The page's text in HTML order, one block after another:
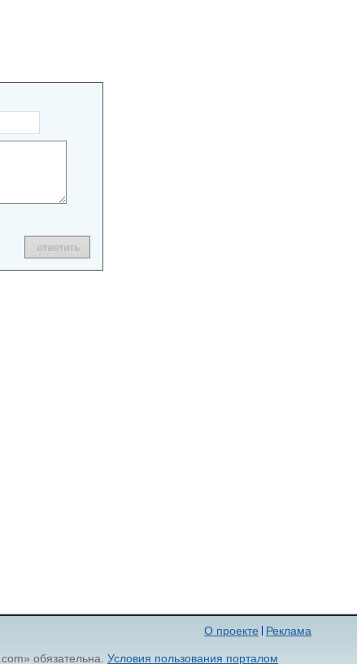
Реклама
О проекте
обязательна. Условия пользования порталом